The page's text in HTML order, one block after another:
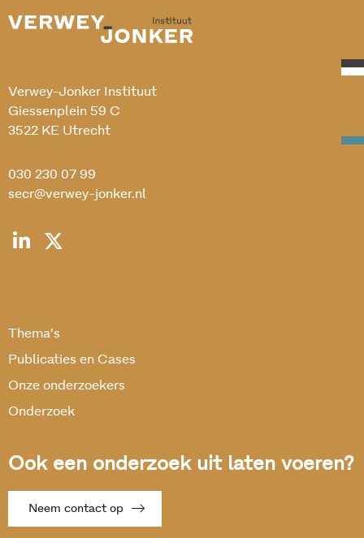
Verwey-Jonker Instituut
Giessenplein 59 C
3522 KE Utrecht
030 230 07 99
secr@verwey-jonker.nl
Thema’s
Publicaties en Cases
Onze onderzoekers
Onderzoek
Ook een onderzoek uit laten voeren?
Neem contact op